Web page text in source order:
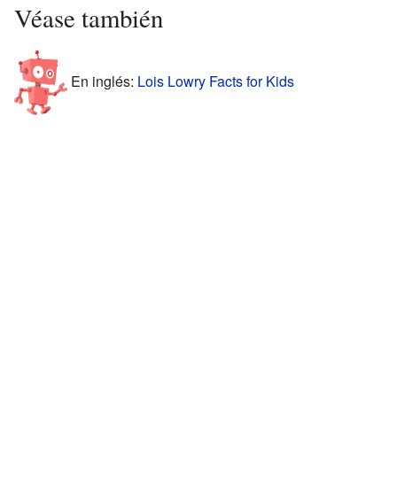
Véase también
En inglés: Lois Lowry Facts for Kids